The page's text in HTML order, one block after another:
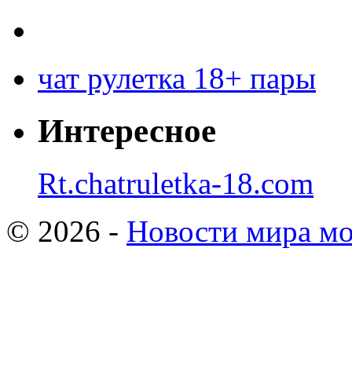
чат рулетка 18+ пары
Интересное
Rt.chatruletka-18.com
© 2026 - Новости мира